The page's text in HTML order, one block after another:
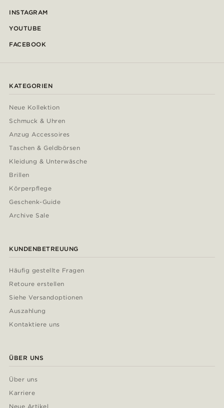
INSTAGRAM
YOUTUBE
FACEBOOK
KATEGORIEN
Neue Kollektion
Schmuck & Uhren
Anzug Accessoires
Taschen & Geldbörsen
Kleidung & Unterwäsche
Brillen
Körperpflege
Geschenk-Guide
Archive Sale
KUNDENBETREUUNG
Häufig gestellte Fragen
Retoure erstellen
Siehe Versandoptionen
Auszahlung
Kontaktiere uns
ÜBER UNS
Über uns
Karriere
Neue Artikel